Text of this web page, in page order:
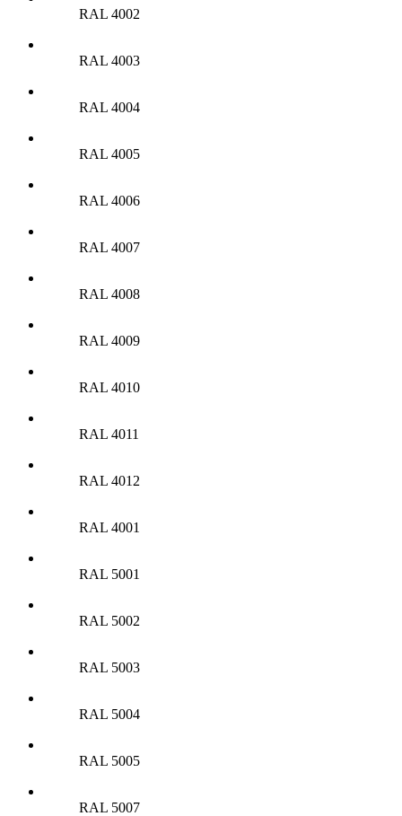
RAL 4002
RAL 4003
RAL 4004
RAL 4005
RAL 4006
RAL 4007
RAL 4008
RAL 4009
RAL 4010
RAL 4011
RAL 4012
RAL 4001
RAL 5001
RAL 5002
RAL 5003
RAL 5004
RAL 5005
RAL 5007